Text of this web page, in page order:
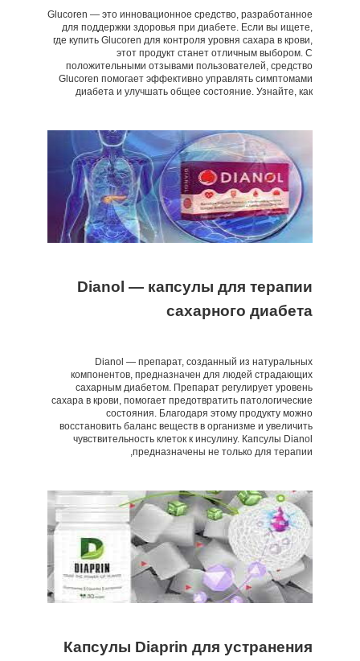
Glucoren — это инновационное средство, разработанное
для поддержки здоровья при диабете. Если вы ищете,
где купить Glucoren для контроля уровня сахара в крови,
этот продукт станет отличным выбором. С
положительными отзывами пользователей, средство
Glucoren помогает эффективно управлять симптомами
диабета и улучшать общее состояние. Узнайте, как
Dianol — капсулы для терапии
сахарного диабета
Dianol — препарат, созданный из натуральных
компонентов, предназначен для людей страдающих
сахарным диабетом. Препарат регулирует уровень
сахара в крови, помогает предотвратить патологические
состояния. Благодаря этому продукту можно
восстановить баланс веществ в организме и увеличить
чувствительность клеток к инсулину. Капсулы Dianol
предназначены не только для терапии,
Капсулы Diaprin для устранения